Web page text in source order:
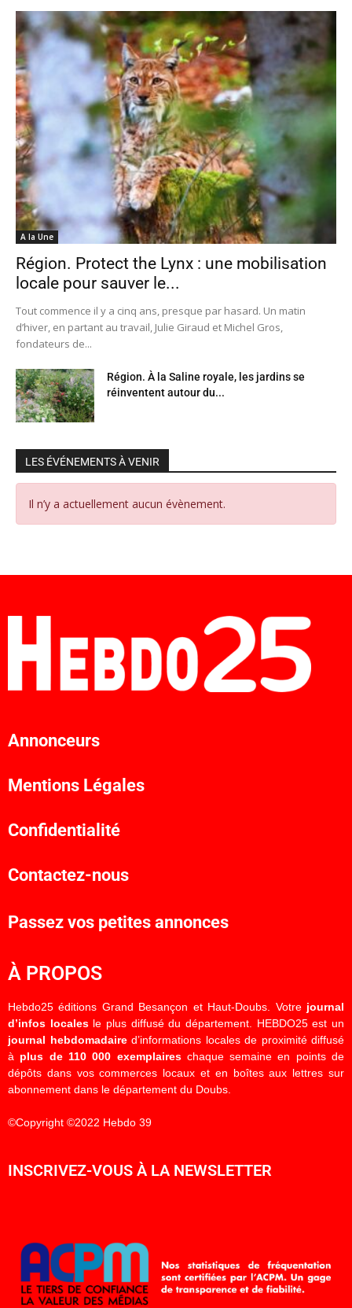
A la Une
Région. Protect the Lynx : une mobilisation
locale pour sauver le...
Tout commence il y a cinq ans, presque par hasard. Un matin
d’hiver, en partant au travail, Julie Giraud et Michel Gros,
fondateurs de...
Région. À la Saline royale, les jardins se
réinventent autour du...
LES ÉVÉNEMENTS À VENIR
Il n’y a actuellement aucun évènement.
Annonceurs
Mentions Légales
Confidentialité
Contactez-nous
Passez vos petites annonces
À PROPOS
Hebdo25 éditions Grand Besançon et Haut-Doubs. Votre journal
d’infos localesle plus diffusé du département. HEBDO25 est un
journal hebdomadaired’informations locales de proximité diffusé
à plus de 110 000 exemplaireschaque semaine en points de
dépôts dans vos commerces locaux et en boîtes aux lettres sur
abonnement dans le département du Doubs.
©Copyright ©2022 Hebdo 39
INSCRIVEZ-VOUS À LA NEWSLETTER